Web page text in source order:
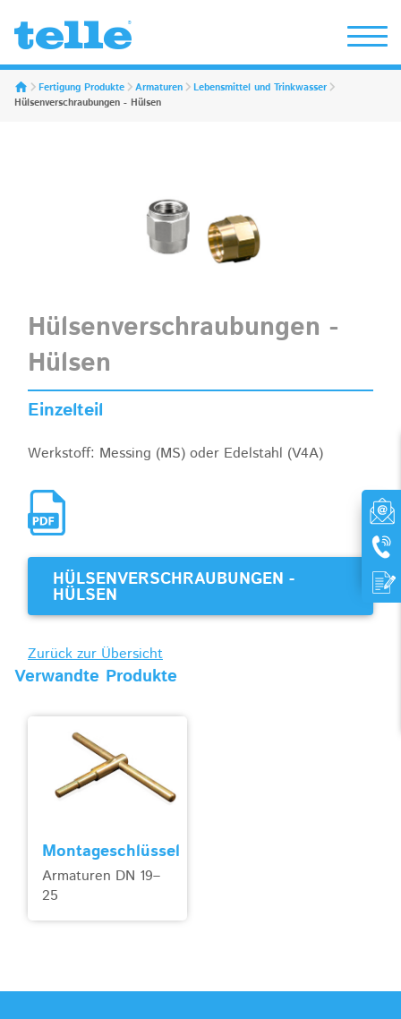
Erwin Telle GmbH
Fertigung Produkte Armaturen
Lebensmittel und Trinkwasser
Hülsenverschraubungen - Hülsen
Hülsenverschraubungen -
Hülsen
Einzelteil
Werkstoff: Messing (MS) oder Edelstahl (V4A)
HÜLSENVERSCHRAUBUNGEN -
HÜLSEN
Zurück zur Übersicht
Verwandte Produkte
Montageschlüssel
Armaturen DN 19–
25